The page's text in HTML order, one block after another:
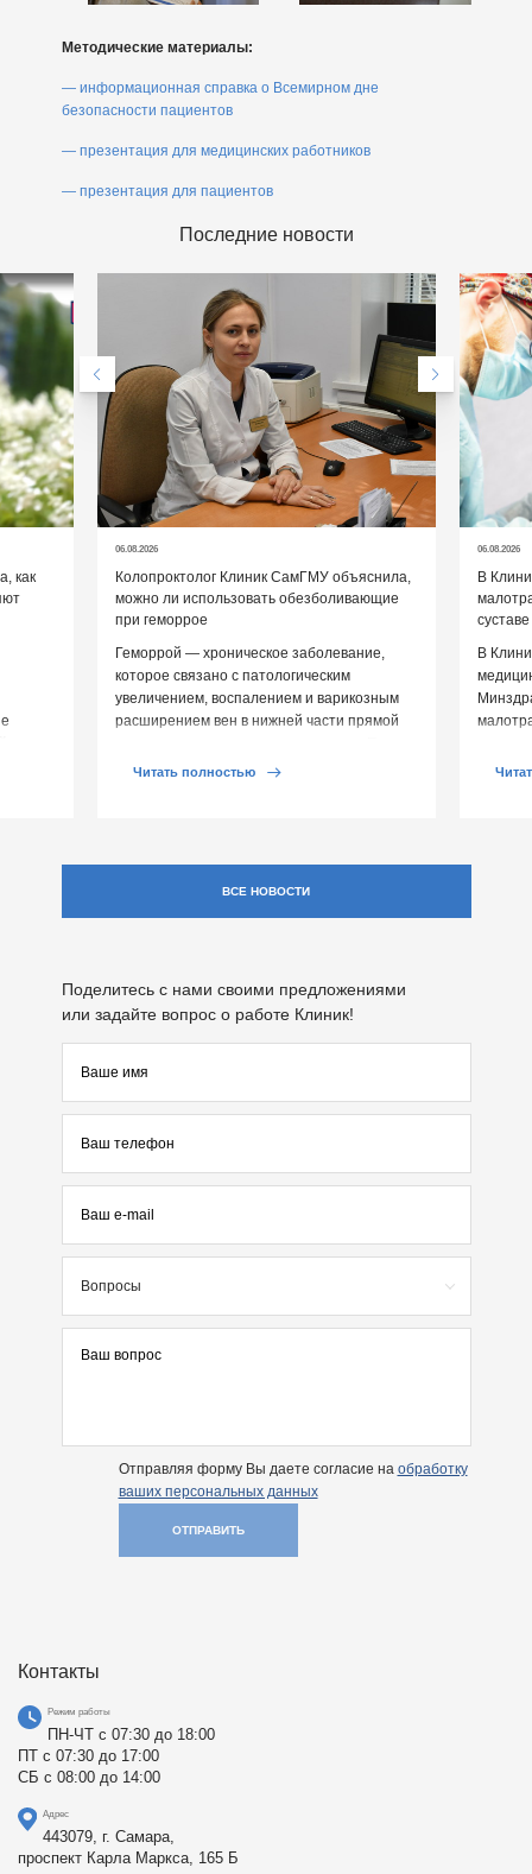
Методические материалы:
— информационная справка о Всемирном дне
безопасности пациентов
— презентация для медицинских работников
— презентация для пациентов
Последние новости
как
06.08.2026
Колопроктолог Клиник СамГМУ объяснила,
можно ли использовать обезболивающие
при геморрое
Геморрой — хроническое заболевание,
которое связано с патологическим
увеличением, воспалением и варикозным
расширением вен в нижней части прямой
обострении […]
Читать полностью
06.08.2026
В
суставе
В
ВСЕ НОВОСТИ
Поделитесь с нами своими предложениями
или задайте вопрос о работе Клиник!
Вопросы
Отправляя форму Вы даете согласие на обработку
ваших персональных данных
ОТПРАВИТЬ
Контакты
Режим работы
ПН-ЧТ с 07:30 до 18:00
ПТ с 07:30 до 17:00
СБ с 08:00 до 14:00
Адрес
443079, г. Самара,
проспект Карла Маркса, 165 Б